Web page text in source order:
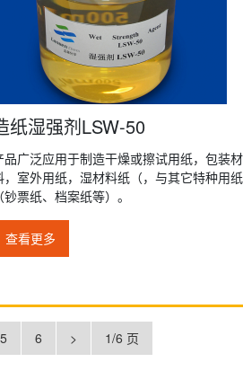
纸湿强剂LSW-50
品广泛应用于制造干燥或擦试用纸，包装材
，室外用纸，湿材料纸（，与其它特种用纸
钞票纸、档案纸等）。
查看更多
5 6 > 1/6 页